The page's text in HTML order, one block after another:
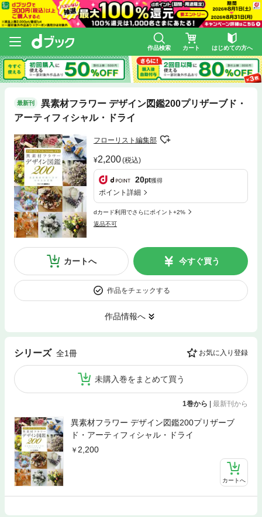
作品検索 カート はじめての方へ
最新刊
異素材フラワー デザイン図鑑200プリザーブド・
アーティフィシャル・ドライ
フローリスト編集部
2,200(税込)
20pt獲得
ポイント詳細
dカード利用でさらにポイント+2%
返品不可
カートへ 今すぐ買う
作品をチェックする
作品情報へ
シリーズ 全1冊 お気に入り登録
未購入巻をまとめて買う
1巻から | 最新刊から
異素材フラワー デザイン図鑑200プリザーブ
ド・アーティフィシャル・ドライ
2,200
カートへ